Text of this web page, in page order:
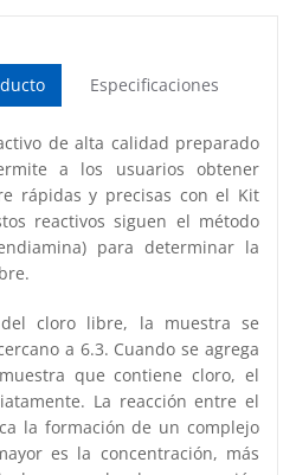
Especificaciones
de alta calidad preparado
a los usuarios obtener
rápidas y precisas con el Kit
reactivos siguen el método
para determinar la
cloro libre, la muestra se
a 6.3. Cuando se agrega
que contiene cloro, el
La reacción entre el
la formación de un complejo
es la concentración, más